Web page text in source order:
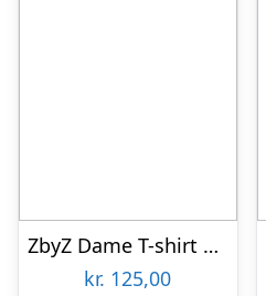
ZbyZ Dame T-shirt Plus Size – Print 2 – 42/44
kr. 125,00